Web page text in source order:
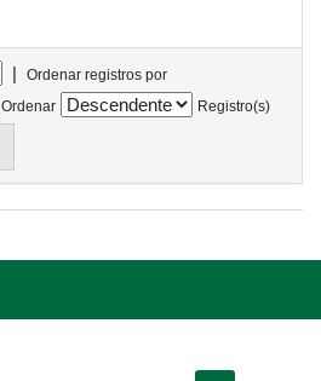
|
Ordenar registros por
Ordenar
Registro(s)